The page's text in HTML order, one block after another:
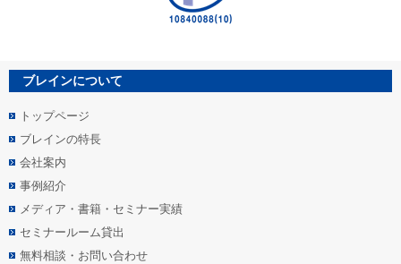
ブレインについて
トップページ
ブレインの特長
会社案内
事例紹介
メディア・書籍・セミナー実績
セミナールーム貸出
無料相談・お問い合わせ